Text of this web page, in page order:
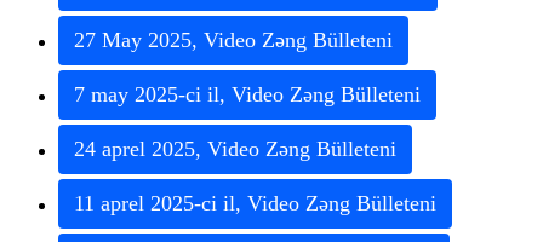
27 May 2025, Video Zəng Bülleteni
7 may 2025-ci il, Video Zəng Bülleteni
24 aprel 2025, Video Zəng Bülleteni
11 aprel 2025-ci il, Video Zəng Bülleteni